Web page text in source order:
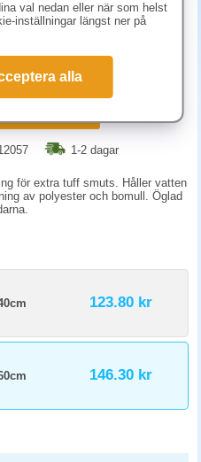
(inkl. moms)
1-2 dagar
för extra tuff smuts. Håller vatten
av polyester och bomull. Öglad
123.80 kr
146.30 kr
val nedan eller när som helst
inställningar längst ner på
alla